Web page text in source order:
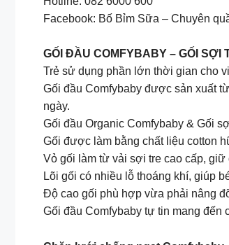
Facebook: Bố Bỉm Sữa – Chuyên
GỐI ĐẦU COMFYBABY – GỐI SỢI
Trẻ sử dụng phần lớn thời gian cho
Gối đầu Comfybaby được sản xuất
ngày.
Gối đầu Organic Comfybaby & Gối
Gối được làm bằng chất liệu cotton
Vỏ gối làm từ vải sợi tre cao cấp,
Lõi gối có nhiều lỗ thoáng khí, giúp
Độ cao gối phù hợp vừa phải nâng
Gối đầu Comfybaby tự tin mang đến